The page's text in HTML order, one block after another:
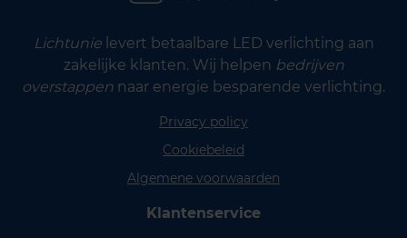
Lichtunielevert betaalbare LED verlichting aan
zakelijke klanten. Wij helpen bedrijven
overstappen naar energie besparende verlichting.
Privacy policy
Cookiebeleid
Algemene voorwaarden
Klantenservice